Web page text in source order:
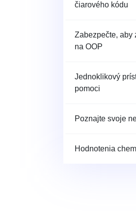
čiarového kódu
Zabezpečte, aby
na OOP
Jednoklikový
pomoci
Poznajte svoje
Hodnotenia